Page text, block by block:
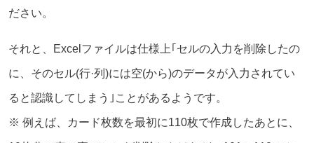
ださい。
それと、Excelファイルは仕様上｢セルの入力を削除したの
に、そのセル(行·列)には空(から)のデータが入力されてい
ると認識してしまう｣ことがあるようです。
※ 例えば、カード枚数を最初に110枚で作成したあとに、